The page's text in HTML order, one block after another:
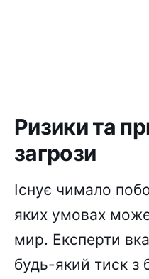
Ризики та
загрози
Існує чимало
яких умовах
мир. Експерти
будь-який тиск з